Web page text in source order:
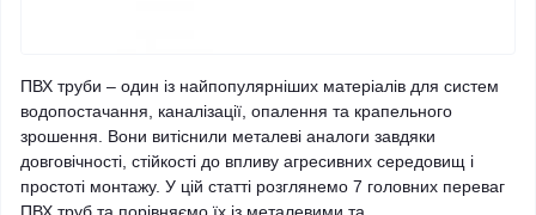
ПВХ труби – один із найпопулярніших матеріалів для систем
водопостачання, каналізації, опалення та крапельного
зрошення. Вони витіснили металеві аналоги завдяки
довговічності, стійкості до впливу агресивних середовищ і
простоті монтажу. У цій статті розглянемо 7 головних переваг